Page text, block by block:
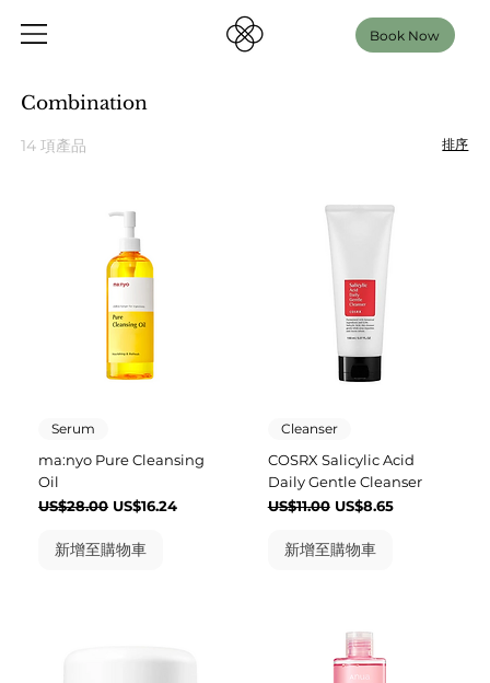
Book Now
Combination
14 項產品 排序
Serum
ma:nyo Pure Cleansing
Oil
一般價格
US$28.00 促銷價格
US$16.24
新增至購物車
Cleanser
COSRX Salicylic Acid
Daily Gentle Cleanser
一般價格
US$11.00 促銷價格
US$8.65
新增至購物車